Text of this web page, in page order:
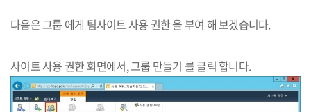
다음은 그룹 에게 팀사이트 사용 권한 을 부여 해 보겠습니다.
사이트 사용 권한 화면에서, ​그룹 만들기 를 클릭 합니다.​